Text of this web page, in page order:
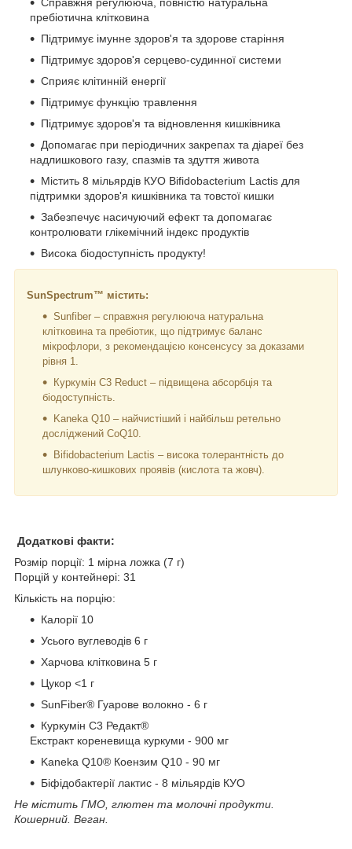
пребіотична клітковина
Підтримує імунне здоров'я та здорове старіння
Підтримує здоров'я серцево-судинної системи
Сприяє клітинній енергії
Підтримує функцію травлення
Підтримує здоров'я та відновлення кишківника
Допомагає при періодичних закрепах та діареї без
надлишкового газу, спазмів та здуття живота
Містить 8 мільярдів КУО Bifidobacterium Lactis для
підтримки здоров'я кишківника та товстої кишки
Забезпечує насичуючий ефект та допомагає
контролювати глікемічний індекс продуктів
Висока біодоступність продукту!
SunSpectrum™ містить:
Sunfiber – справжня регулююча натуральна
клітковина та пребіотик, що підтримує баланс
мікрофлори, з рекомендацією консенсусу за доказами
рівня 1.
Куркумін C3 Reduct – підвищена абсорбція та
біодоступність.
Kaneka Q10 – найчистіший і найбільш ретельно
досліджений CoQ10.
Bifidobacterium Lactis – висока толерантність до
шлунково-кишкових проявів (кислота та жовч).
Додаткові факти:
Розмір порції: 1 мірна ложка (7 г)
Порцій у контейнері: 31
Кількість на порцію:
Калорії 10
Усього вуглеводів 6 г
Харчова клітковина 5 г
Цукор <1 г
SunFiber® Гуарове волокно - 6 г
Куркумін C3 Редакт®
Екстракт кореневища куркуми - 900 мг
Kaneka Q10® Коензим Q10 - 90 мг
Біфідобактерії лактис - 8 мільярдів КУО
Не містить ГМО, глютен та молочні продукти.
Кошерний. Веган.